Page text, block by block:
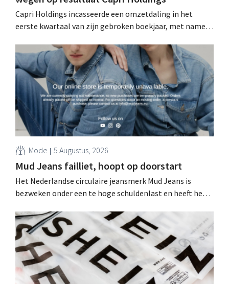
Capri Holdings incasseerde een omzetdaling in het
eerste kwartaal van zijn gebroken boekjaar, met name
Kors, ondanks sterke resultaten van Jimmy Choo.
Mode 5 Augustus, 2026
Mud Jeans failliet, hoopt op doorstart
Het Nederlandse circulaire jeansmerk Mud Jeans is
bezweken onder een te hoge schuldenlast en heeft het
evenwel dat het verhaal hiermee niet eindigt.